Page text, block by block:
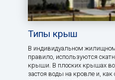
Типы крыш
В индивидуальном жилищном
правило, используются
крыши. В плоских крышах
застоя воды на кровле и,